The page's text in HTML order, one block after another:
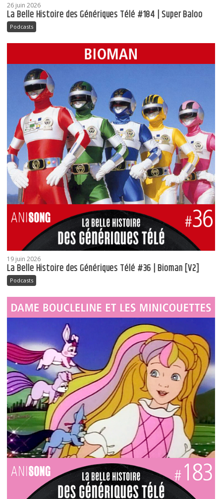
26 juin 2026
La Belle Histoire des Génériques Télé #184 | Super Baloo
Podcasts
19 juin 2026
La Belle Histoire des Génériques Télé #36 | Bioman [V2]
Podcasts